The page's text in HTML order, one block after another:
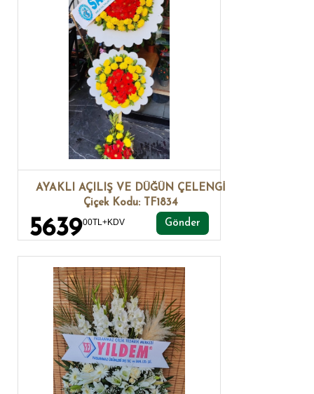
AYAKLI AÇILIŞ VE DÜĞÜN ÇELENGİ
Çiçek Kodu: TF1834
563900TL+KDV Gönder